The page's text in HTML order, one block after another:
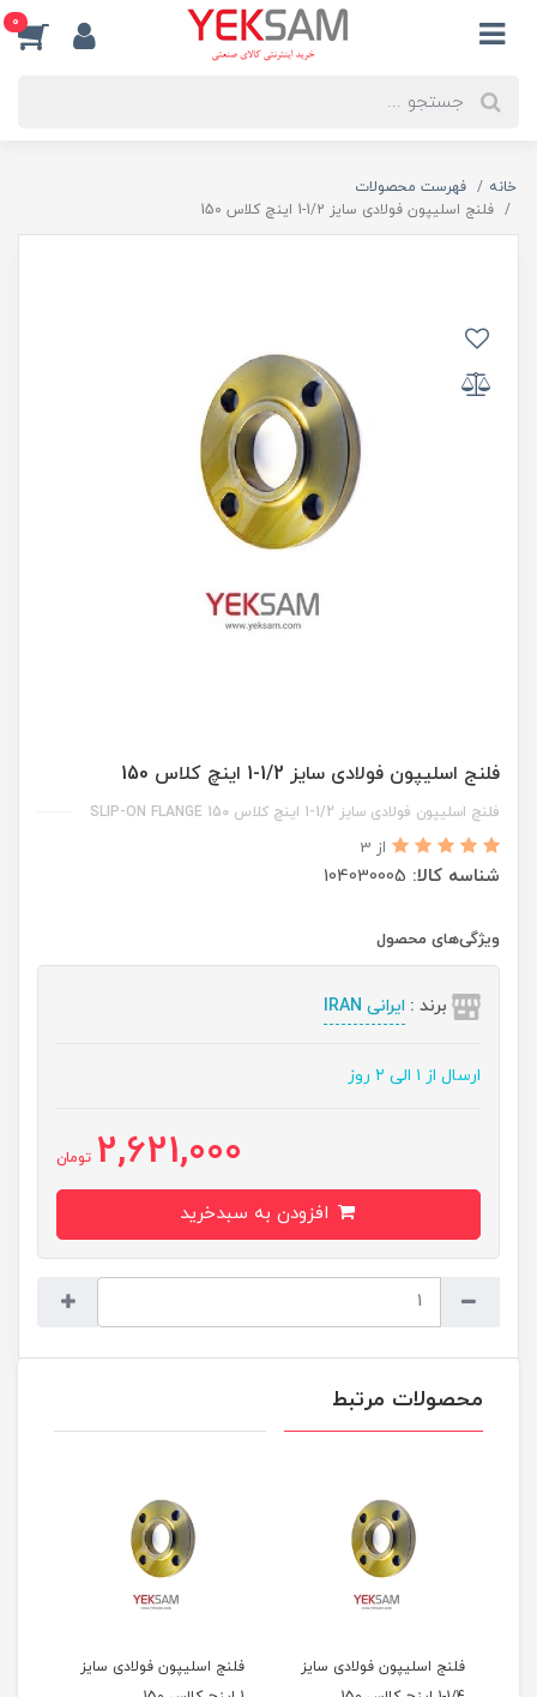
0
خانه
فهرست محصولات
فلنج اسلیپون فولادی سایز 1/2-1 اینچ کلاس 150
فلنج اسلیپون فولادی سایز 1/2-1 اینچ کلاس 150
فلنچ اسلیپون فولادی سایز 1/2-1 اینچ کلاس 150 SLIP-ON FLANGE
از 3
شناسه کالا: 104030005
ویژگی‌های محصول
برند : ایرانی IRAN
ارسال از ۱ الی ۲ روز
2,621,000 تومان
محصولات مرتبط
فلنج اسلیپون فولادی سایز
فلنج اسلیپون فولادی سایز